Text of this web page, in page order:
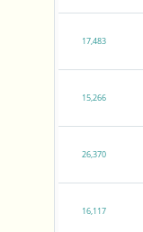
17,483
15,266
26,370
16,117